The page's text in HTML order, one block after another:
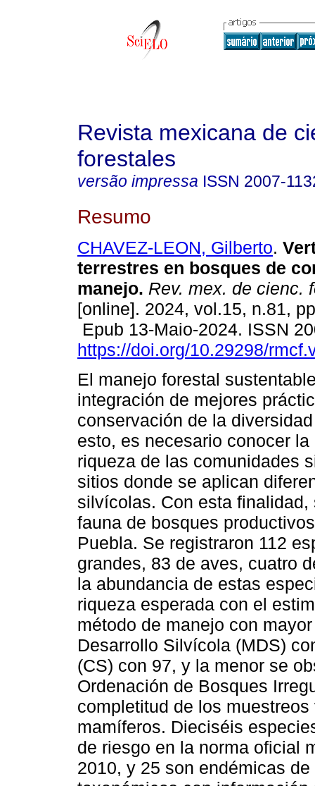
Revista mexicana de
forestales
versão impressa ISSN 2007-
Resumo
CHAVEZ-LEON, Gilberto.
terrestres en bosques de
manejo. Rev. mex. de cienc.
[online]. 2024, vol.15, n.81,
Epub 13-Maio-2024. ISSN
https://doi.org/10.29298/
El manejo forestal
integración de mejores
conservación de la
esto, es necesario conocer
riqueza de las comunidades
sitios donde se aplican
silvícolas. Con esta
fauna de bosques
Puebla. Se registraron 112
grandes, 83 de aves, cuatro
la abundancia de estas
riqueza esperada con el
método de manejo con
Desarrollo Silvícola (MDS)
(CS) con 97, y la menor se
Ordenación de Bosques
completitud de los
mamíferos. Dieciséis
de riesgo en la norma oficial
2010, y 25 son endémicas